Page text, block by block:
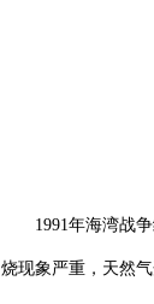
1991年海湾战
烧现象严重，天然